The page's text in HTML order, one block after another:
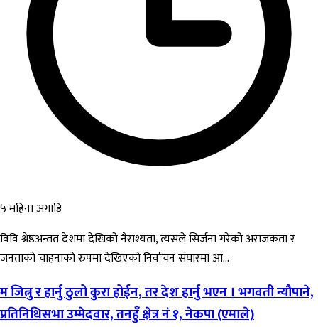
५ महिना अगाडि
विवि श्रेष्ठअन्तत देशमा देखिको नैराश्यता, त्यसले सिर्जना गरेको अराजकता र
जनताको चाहनाको रुपमा देखिएको निर्वाचन संघारमा आ...
म जित्नु र हार्नु ठुलो कुरा होईन, तर देश हार्नु भएन । भगवती न्यौपाने,
प्रतिनिधिसभा उम्मेदवार, तनहुँ क्षेत्र नं १, नेकपा (एमाले)